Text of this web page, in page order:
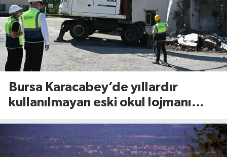
Bursa Karacabey’de yıllardır
kullanılmayan eski okul lojmanı